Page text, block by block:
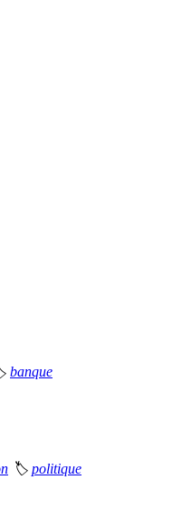
banque
🏷 politique